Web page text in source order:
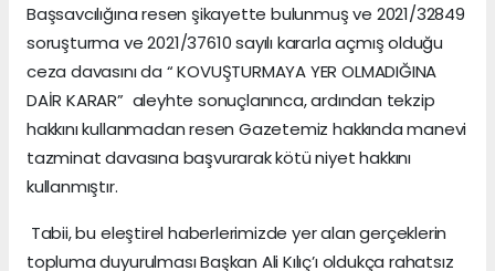
Başsavcılığına resen şikayette bulunmuş ve 2021/32849
soruşturma ve 2021/37610 sayılı kararla açmış olduğu
ceza davasını da “ KOVUŞTURMAYA YER OLMADIĞINA
DAİR KARAR” aleyhte sonuçlanınca, ardından tekzip
hakkını kullanmadan resen Gazetemiz hakkında manevi
tazminat davasına başvurarak kötü niyet hakkını
kullanmıştır.
Tabii, bu eleştirel haberlerimizde yer alan gerçeklerin
topluma duyurulması Başkan Ali Kılıç’ı oldukça rahatsız